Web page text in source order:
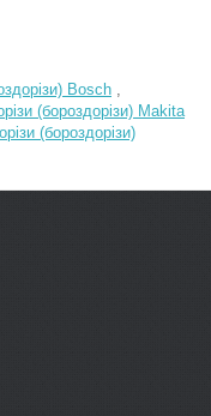
Bosch ,
(бороздорізи) Makita
(бороздорізи)